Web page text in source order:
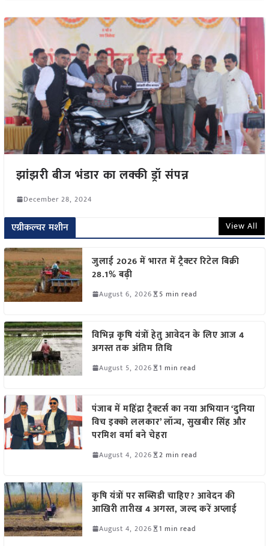
झांझरी बीज भंडार का लक्की ड्रॉ संपन्न
December 28, 2024
एग्रीकल्चर मशीन View All
जुलाई 2026 में भारत में ट्रैक्टर रिटेल बिक्री
28.1% बढ़ी
August 6, 2026 5 min read
विभिन्न कृषि यंत्रों हेतु आवेदन के लिए आज 4
अगस्त तक अंतिम तिथि
August 5, 2026 1 min read
पंजाब में महिंद्रा ट्रैक्टर्स का नया अभियान ‘दुनिया
विच इक्को ललकार’ लॉन्च, सुखबीर सिंह और
परमिश वर्मा बने चेहरा
August 4, 2026 2 min read
कृषि यंत्रों पर सब्सिडी चाहिए? आवेदन की
आखिरी तारीख 4 अगस्त, जल्द करें अप्लाई
August 4, 2026 1 min read